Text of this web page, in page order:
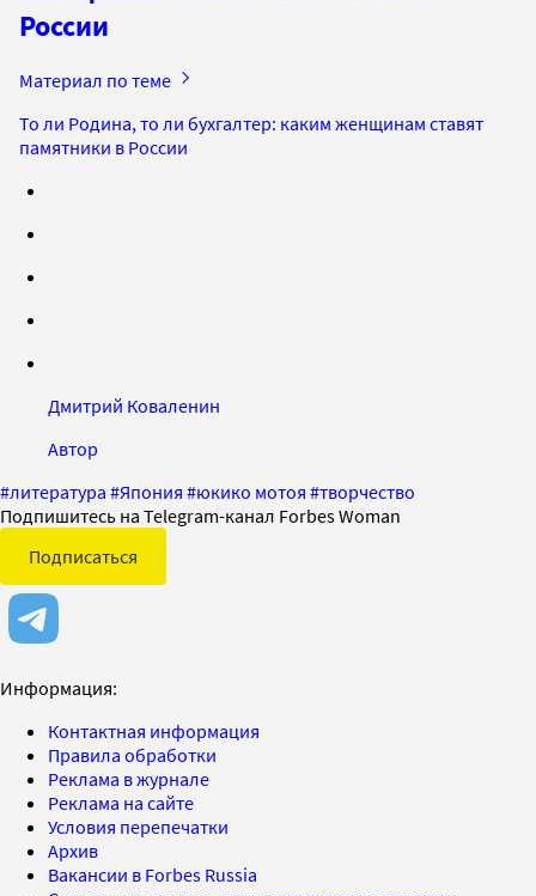
России
Материал по теме
То ли Родина, то ли бухгалтер: каким женщинам ставят
памятники в России
Дмитрий Коваленин
Автор
#литература #Япония #юкико мотоя #творчество
Подпишитесь на Telegram-канал Forbes Woman
Подписаться
Информация:
Контактная информация
Правила обработки
Реклама в журнале
Реклама на сайте
Условия перепечатки
Архив
Вакансии в Forbes Russia